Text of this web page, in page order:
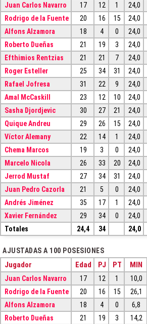
Juan Carlos Navarro 17 12 1 24,0
Rodrigo de la Fuente
20 16 15 24,0
Alfons Alzamora
18 4 0 24,0
Roberto Dueñas
21 19 3 24,0
Efthimios Rentzias
21 21 7 24,0
Roger Esteller
25 34 31 24,0
Rafael Jofresa
31 22 9 24,0
Amal McCaskill
23 12 10 24,0
Sasha Djordjevic
30 27 21 24,0
Quique Andreu
29 26 15 24,0
Víctor Alemany
22 14 1 24,0
Chema Marcos
19 3 0 24,0
Marcelo Nicola
26 33 20 24,0
Jerrod Mustaf
27 34 31 24,0
Juan Pedro Cazorla
21 5 0 24,0
Andrés Jiménez
35 17 1 24,0
Xavier Fernández
29 34 0 24,0
Totales
24,4 34 24,0
AJUSTADAS A 100 POSESIONES
Jugador Edad PJ PT MIN
Juan Carlos Navarro 17 12 1 10,0
Rodrigo de la Fuente
20 16 15 26,1
Alfons Alzamora
18 4 0 6,8
Roberto Dueñas
21 19 3 14,2